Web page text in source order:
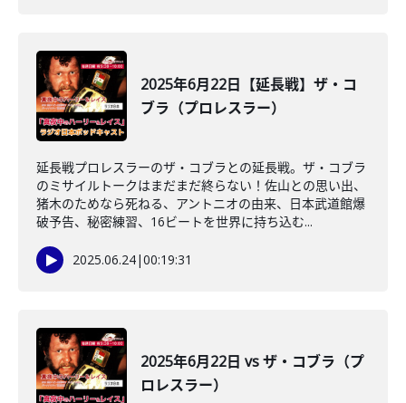
2025年6月22日【延長戦】ザ・コ
ブラ（プロレスラー）
延長戦プロレスラーのザ・コブラとの延長戦。ザ・コブラ
のミサイルトークはまだまだ終らない！佐山との思い出、
猪木のためなら死ねる、アントニオの由来、日本武道館爆
破予告、秘密練習、16ビートを世界に持ち込む...
2025.06.24|00:19:31
2025年6月22日 vs ザ・コブラ（プ
ロレスラー）